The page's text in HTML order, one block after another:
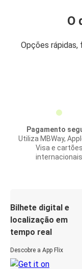
O
Opções
Pagamento
Utiliza MBWay,
Visa e cartões
internacionais
Bilhete digital e
localização em
tempo real
Descobre a App Flix